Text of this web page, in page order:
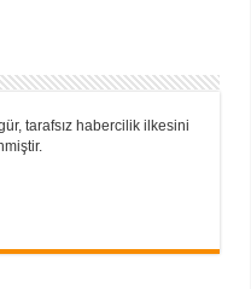
tarafsız habercilik ilkesini